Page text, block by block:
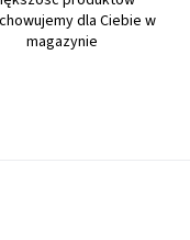
dla Ciebie w
magazynie